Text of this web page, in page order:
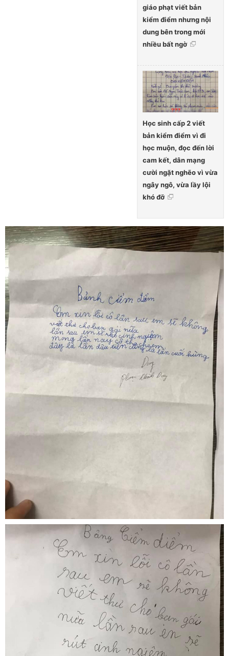
giáo phạt viết bản
kiểm điểm nhưng nội
dung bên trong mới
nhiều bất ngờ
Học sinh cấp 2 viết
bản kiểm điểm vì đi
học muộn, đọc đến lời
cam kết, dân mạng
cười ngặt nghẽo vì vừa
ngây ngô, vừa lầy lội
khó đỡ